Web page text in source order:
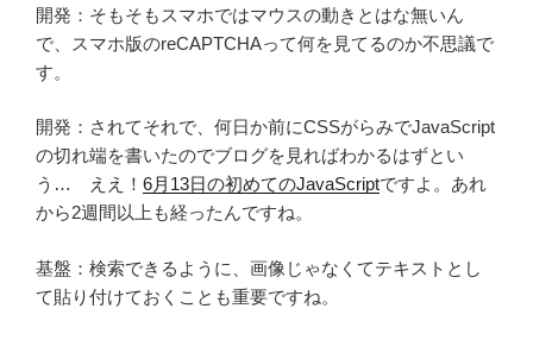
開発：そもそもスマホではマウスの動きとはな無いん
で、スマホ版のreCAPTCHAって何を見てるのか不思議で
す。
開発：されてそれで、何日か前にCSSがらみでJavaScript
の切れ端を書いたのでブログを見ればわかるはずとい
う… ええ！ 6月13日の初めてのJavaScriptですよ。あれ
から2週間以上も経ったんですね。
基盤：検索できるように、画像じゃなくてテキストとし
て貼り付けておくことも重要ですね。